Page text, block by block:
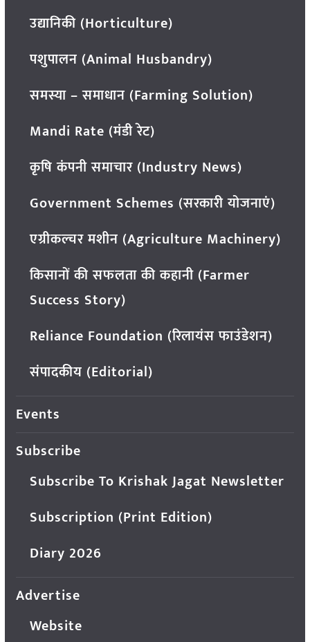
उद्यानिकी (Horticulture)
पशुपालन (Animal Husbandry)
समस्या – समाधान (Farming Solution)
Mandi Rate (मंडी रेट)
कृषि कंपनी समाचार (Industry News)
Government Schemes (सरकारी योजनाएं)
एग्रीकल्चर मशीन (Agriculture Machinery)
किसानों की सफलता की कहानी (Farmer
Success Story)
Reliance Foundation (रिलायंस फाउंडेशन)
संपादकीय (Editorial)
Events
Subscribe
Subscribe To Krishak Jagat Newsletter
Subscription (Print Edition)
Diary 2026
Advertise
Website